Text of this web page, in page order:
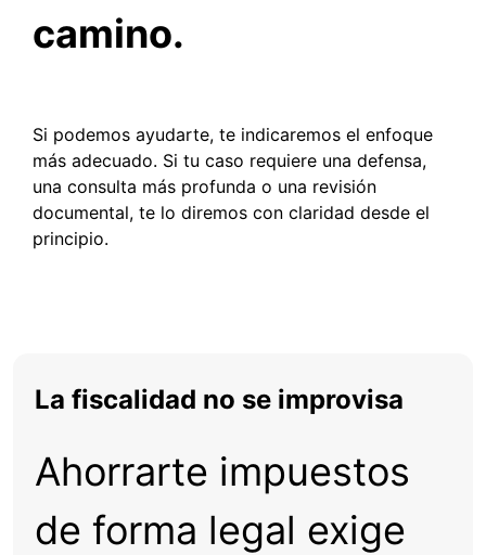
camino.
Si podemos ayudarte, te indicaremos el enfoque
más adecuado. Si tu caso requiere una defensa,
una consulta más profunda o una revisión
documental, te lo diremos con claridad desde el
principio.
La fiscalidad no se improvisa
Ahorrarte impuestos
de forma legal exige